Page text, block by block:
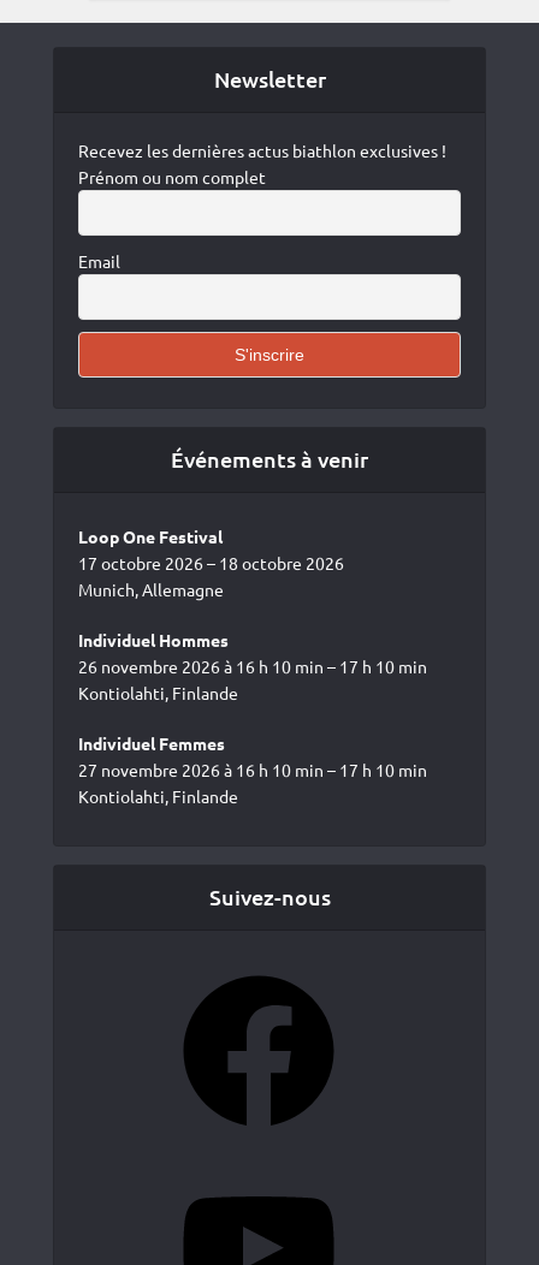
Newsletter
Recevez les dernières actus biathlon exclusives !
Prénom ou nom complet
Email
Événements à venir
Loop One Festival
17 octobre 2026 – 18 octobre 2026
Munich, Allemagne
Individuel Hommes
26 novembre 2026 à 16 h 10 min – 17 h 10 min
Kontiolahti, Finlande
Individuel Femmes
27 novembre 2026 à 16 h 10 min – 17 h 10 min
Kontiolahti, Finlande
Suivez-nous